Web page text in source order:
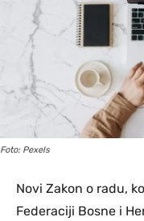
Foto: Pexels
Novi Zakon o radu,
Federaciji Bosne i